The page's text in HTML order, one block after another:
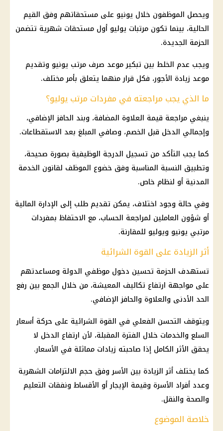
ويحصل الموظفون خلال يونيو على مستحقاتهم وفق القيم
الحالية، بينما تكون مرتبات يوليو أول مستحقات شهرية تتضمن
الحزمة الجديدة.
ويجب عدم الخلط بين تبكير موعد صرف مرتب يونيو وتقديم
موعد زيادة الأجور، فكل قرار منهما يتعلق بأمر مختلف.
ما الذي يجب مراجعته في مفردات مرتب يوليو؟
ينبغي مراجعة قيمة العلاوة المضافة، وبند الحافز الإضافي،
وإجمالي الدخل قبل الخصم، وصافي المبلغ بعد الاستقطاعات.
كما يجب التأكد من تسجيل الدرجة الوظيفية بصورة صحيحة،
وتطبيق النسبة المناسبة وفق خضوع الموظف لقانون الخدمة
المدنية أو لنظام خاص.
وفي حالة وجود اختلاف، يمكن تقديم طلب إلى الإدارة المالية
أو شؤون العاملين لمراجعة الحساب، مع الاحتفاظ بمفردات
مرتبي يونيو ويوليو للمقارنة.
أثر الزيادة على القوة الشرائية
تستهدف الحزمة تحسين دخول موظفي الدولة ومساعدتهم
على مواجهة ارتفاع تكاليف المعيشة، من خلال الجمع بين رفع
الحد الأدنى والعلاوة والحافز الإضافي.
ويتوقف التحسن الفعلي في القوة الشرائية على حركة أسعار
السلع والخدمات خلال الفترة المقبلة، لأن ارتفاع الدخل لا
يحقق الأثر الكامل إذا صاحبته زيادات مماثلة في الأسعار.
كما يختلف أثر الزيادة بين الأسر وفق حجم الالتزامات الشهرية
وعدد أفراد الأسرة وقيمة الإيجار أو الأقساط ونفقات التعليم
والصحة والنقل.
خلاصة الموضوع